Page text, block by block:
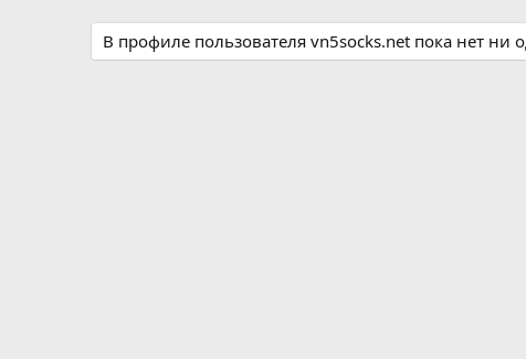
В профиле пользователя vn5socks.net пока нет ни